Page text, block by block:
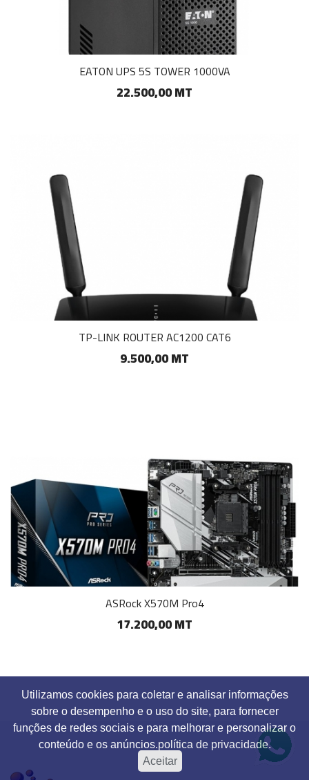
Utilizamos cookies para coletar e analisar informações
sobre o desempenho e o uso do site, para fornecer
funções de redes sociais e para melhorar e personalizar o
conteúdo e os anúncios.política de privacidade.
Aceitar
EATON UPS 5S TOWER 1000VA
22.500,00 MT
TP-LINK ROUTER AC1200 CAT6
9.500,00 MT
ASRock X570M Pro4
17.200,00 MT